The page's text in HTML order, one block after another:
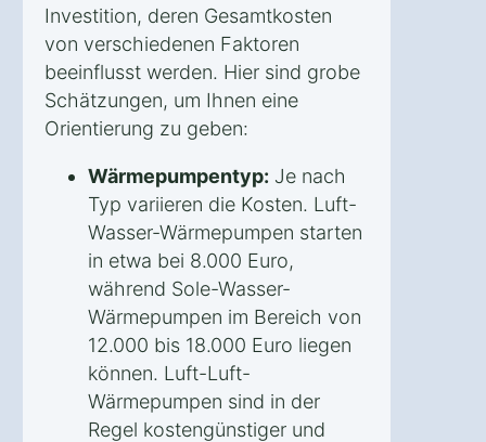
Investition, deren Gesamtkosten
von verschiedenen Faktoren
beeinflusst werden. Hier sind grobe
Schätzungen, um Ihnen eine
Orientierung zu geben:
Wärmepumpentyp: Je nach
Typ variieren die Kosten. Luft-
Wasser-Wärmepumpen starten
in etwa bei 8.000 Euro,
während Sole-Wasser-
Wärmepumpen im Bereich von
12.000 bis 18.000 Euro liegen
können. Luft-Luft-
Wärmepumpen sind in der
Regel kostengünstiger und